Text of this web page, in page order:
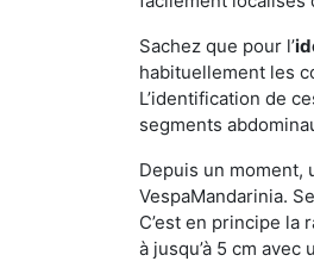
Sachez que pour l’
habituellement les
L’identification de
segments
Depuis un moment,
VespaMandarinia.
C’est en principe la
à jusqu’à 5 cm